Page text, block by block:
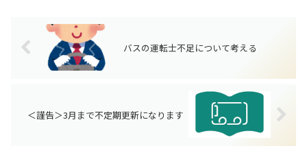
バスの運転士不足について考える
＜謹告＞3月まで不定期更新になります